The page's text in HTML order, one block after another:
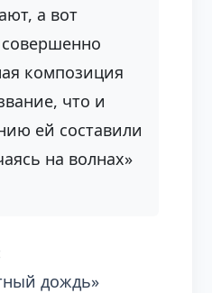
а вот
композиция
что и
ей составили
на волнах»
дождь»